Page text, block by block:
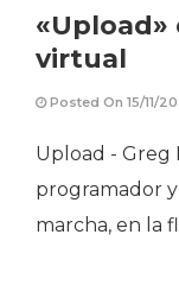
«Upload»
virtual
Posted On 15/11/
Upload - Greg
programador
marcha, en la